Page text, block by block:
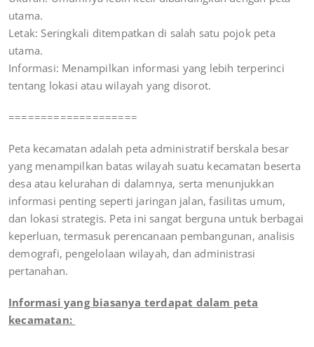
utama.
Letak: Seringkali ditempatkan di salah satu pojok peta
utama.
Informasi: Menampilkan informasi yang lebih terperinci
tentang lokasi atau wilayah yang disorot.
====================
Peta kecamatan adalah peta administratif berskala besar
yang menampilkan batas wilayah suatu kecamatan beserta
desa atau kelurahan di dalamnya, serta menunjukkan
informasi penting seperti jaringan jalan, fasilitas umum,
dan lokasi strategis. Peta ini sangat berguna untuk berbagai
keperluan, termasuk perencanaan pembangunan, analisis
demografi, pengelolaan wilayah, dan administrasi
pertanahan.
Informasi yang biasanya terdapat dalam peta
kecamatan: